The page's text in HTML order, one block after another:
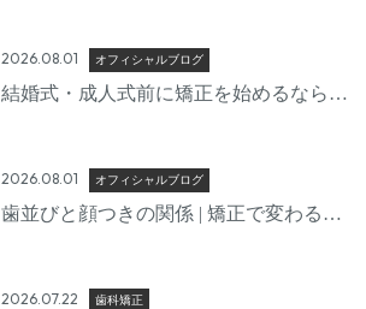
2026.08.01 オフィシャルブログ
結婚式・成人式前に矯正を始めるならい
2026.08.01 オフィシャルブログ
歯並びと顔つきの関係 | 矯正で変わる口
2026.07.22 歯科矯正